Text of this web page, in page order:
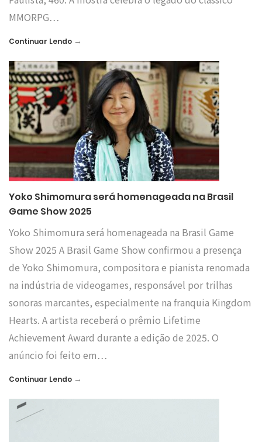
MMORPG…
Continuar Lendo →
Yoko Shimomura será homenageada na Brasil
Game Show 2025
Yoko Shimomura será homenageada na Brasil Game
Show 2025 A Brasil Game Show confirmou a presença
de Yoko Shimomura, compositora e pianista renomada
na indústria de videogames, responsável por trilhas
sonoras marcantes, especialmente na franquia Kingdom
Hearts. A artista receberá o prêmio Lifetime
Achievement Award durante a edição de 2025. O
anúncio foi feito em…
Continuar Lendo →